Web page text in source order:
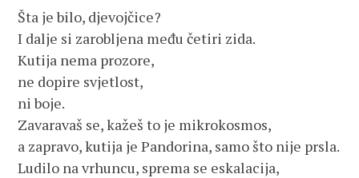
Šta je bilo, djevojčice?
I dalje si zarobljena među četiri zida.
Kutija nema prozore,
ne dopire svjetlost,
ni boje.
Zavaravaš se, kažeš to je mikrokosmos,
a zapravo, kutija je Pandorina, samo što nije prsla.
Ludilo na vrhuncu, sprema se eskalacija,